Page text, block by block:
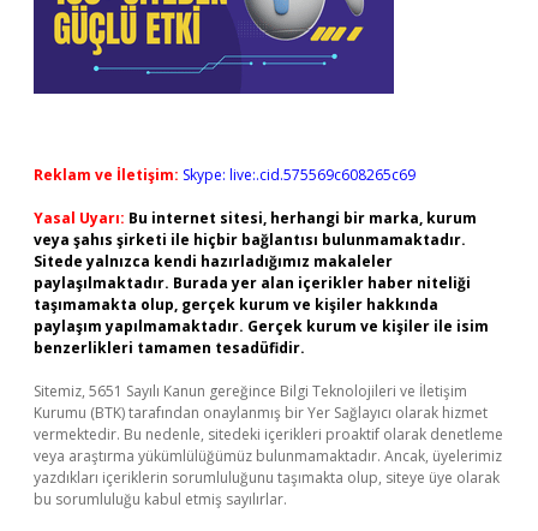
Reklam ve İletişim: Skype: live:.cid.575569c608265c69
Yasal Uyarı: Bu internet sitesi, herhangi bir marka, kurum
veya şahıs şirketi ile hiçbir bağlantısı bulunmamaktadır.
Sitede yalnızca kendi hazırladığımız makaleler
paylaşılmaktadır. Burada yer alan içerikler haber niteliği
taşımamakta olup, gerçek kurum ve kişiler hakkında
paylaşım yapılmamaktadır. Gerçek kurum ve kişiler ile isim
benzerlikleri tamamen tesadüfidir.
Sitemiz, 5651 Sayılı Kanun gereğince Bilgi Teknolojileri ve İletişim
Kurumu (BTK) tarafından onaylanmış bir Yer Sağlayıcı olarak hizmet
vermektedir. Bu nedenle, sitedeki içerikleri proaktif olarak denetleme
veya araştırma yükümlülüğümüz bulunmamaktadır. Ancak, üyelerimiz
yazdıkları içeriklerin sorumluluğunu taşımakta olup, siteye üye olarak
bu sorumluluğu kabul etmiş sayılırlar.